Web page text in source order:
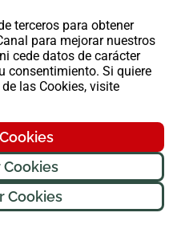
terceros para obtener
para mejorar nuestros
cede datos de carácter
consentimiento. Si quiere
las Cookies, visite
Cookies
Cookiesreservados